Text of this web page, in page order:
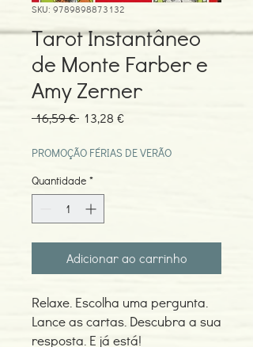
SKU: 9789898873132
Tarot Instantâneo
de Monte Farber e
Amy Zerner
16,59 € Preço
13,28 €Preço
PROMOÇÃO FÉRIAS DE VERÃO
Quantidade *
Adicionar ao carrinho
Relaxe. Escolha uma pergunta.
Lance as cartas. Descubra a sua
resposta. E já está!